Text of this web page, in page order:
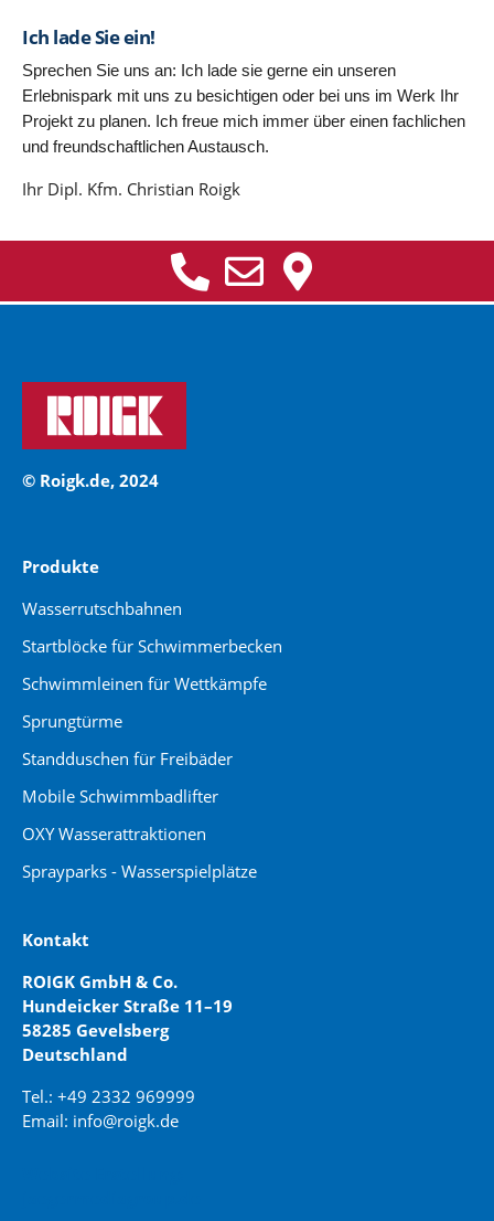
Ich lade Sie ein!
Sprechen Sie uns an: Ich lade sie gerne ein unseren
Erlebnispark mit uns zu besichtigen oder bei uns im Werk Ihr
Projekt zu planen. Ich freue mich immer über einen fachlichen
und freundschaftlichen Austausch.
Ihr Dipl. Kfm. Christian Roigk
© Roigk.de, 2024
Produkte
Wasserrutschbahnen
Startblöcke für Schwimmerbecken
Schwimmleinen für Wettkämpfe
Sprungtürme
Standduschen für Freibäder
Mobile Schwimmbadlifter
OXY Wasserattraktionen
Sprayparks - Wasserspielplätze
Kontakt
ROIGK GmbH & Co.
Hundeicker Straße 11–19
58285 Gevelsberg
Deutschland
Tel.: +49 2332 969999
Email: info@roigk.de